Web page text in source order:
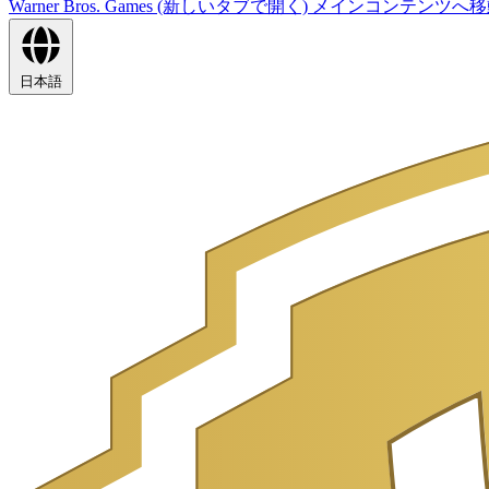
Warner Bros. Games (新しいタブで開く) メインコンテンツへ
日本語